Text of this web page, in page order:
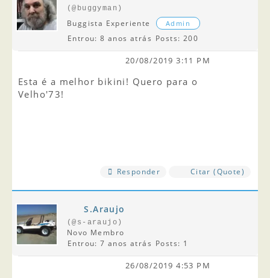
(@buggyman)
Buggista Experiente Admin
Entrou: 8 anos atrás Posts: 200
20/08/2019 3:11 PM
Esta é a melhor bikini! Quero para o
Velho'73!
Responder Citar (Quote)
S.Araujo
(@s-araujo)
Novo Membro
Entrou: 7 anos atrás Posts: 1
26/08/2019 4:53 PM